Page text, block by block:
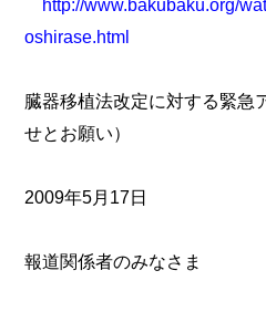
http://www.bakubaku.org/
oshirase.html
臓器移植法改定に対する緊急
せとお願い）
2009年5月17日
報道関係者のみなさま